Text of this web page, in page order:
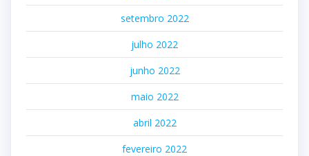
setembro 2022
julho 2022
junho 2022
maio 2022
abril 2022
fevereiro 2022